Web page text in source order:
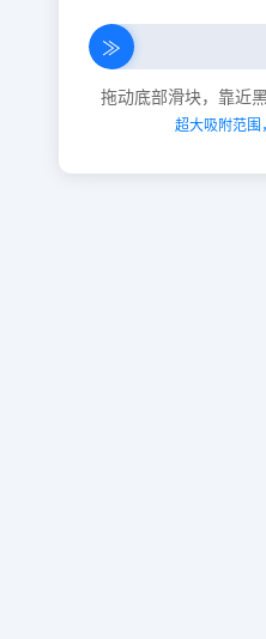
≫
拖动底部滑块，靠近
超大吸附范围